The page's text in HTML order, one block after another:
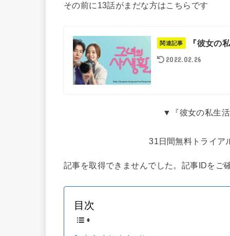
その前に13話がまだな方はこちらです
関連記事 『彼女の
2022.02.26
▼『彼女の私生
31日間無料トライア
記事を取得できませんでした。記事IDをご
目次